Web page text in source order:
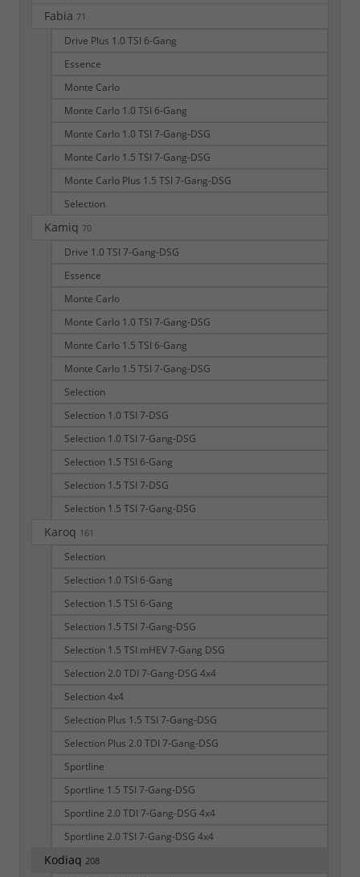
Fabia 71
Drive Plus 1.0 TSI 6-Gang
Essence
Monte Carlo
Monte Carlo 1.0 TSI 6-Gang
Monte Carlo 1.0 TSI 7-Gang-DSG
Monte Carlo 1.5 TSI 7-Gang-DSG
Monte Carlo Plus 1.5 TSI 7-Gang-DSG
Selection
Kamiq 70
Drive 1.0 TSI 7-Gang-DSG
Essence
Monte Carlo
Monte Carlo 1.0 TSI 7-Gang-DSG
Monte Carlo 1.5 TSI 6-Gang
Monte Carlo 1.5 TSI 7-Gang-DSG
Selection
Selection 1.0 TSI 7-DSG
Selection 1.0 TSI 7-Gang-DSG
Selection 1.5 TSI 6-Gang
Selection 1.5 TSI 7-DSG
Selection 1.5 TSI 7-Gang-DSG
Karoq 161
Selection
Selection 1.0 TSI 6-Gang
Selection 1.5 TSI 6-Gang
Selection 1.5 TSI 7-Gang-DSG
Selection 1.5 TSI mHEV 7-Gang DSG
Selection 2.0 TDI 7-Gang-DSG 4x4
Selection 4x4
Selection Plus 1.5 TSI 7-Gang-DSG
Selection Plus 2.0 TDI 7-Gang-DSG
Sportline
Sportline 1.5 TSI 7-Gang-DSG
Sportline 2.0 TDI 7-Gang-DSG 4x4
Sportline 2.0 TSI 7-Gang-DSG 4x4
Kodiaq 208